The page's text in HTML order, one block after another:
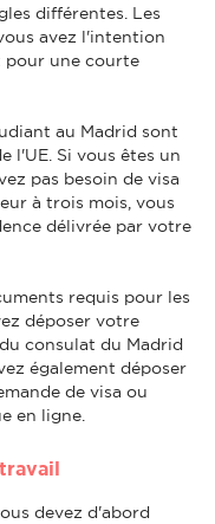
différentes. Les
avez l'intention
pour une courte
au Madrid sont
l'UE. Si vous êtes un
pas besoin de visa
à trois mois, vous
délivrée par votre
requis pour les
déposer votre
consulat du Madrid
également déposer
de visa ou
en ligne.
devez d'abord